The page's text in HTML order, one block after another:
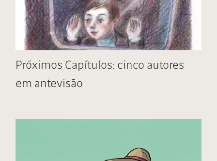
Próximos Capítulos: cinco autores
em antevisão